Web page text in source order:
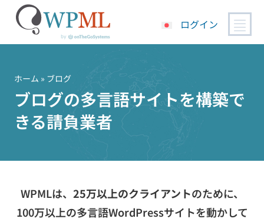
ッ
ログイン
ホーム » ブログ
ブログの多言語サイトを構築で
きる請負業者
WPMLは、 25万以上のクライアントのために、
100万以上の多言語WordPressサイトを動かして